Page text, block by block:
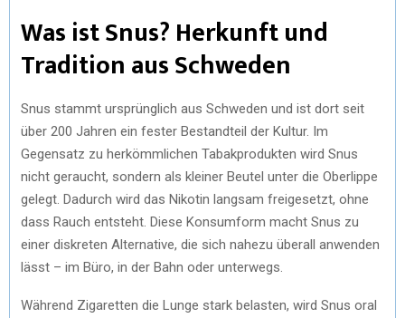
Was ist Snus? Herkunft und
Tradition aus Schweden
Snus stammt ursprünglich aus Schweden und ist dort seit
über 200 Jahren ein fester Bestandteil der Kultur. Im
Gegensatz zu herkömmlichen Tabakprodukten wird Snus
nicht geraucht, sondern als kleiner Beutel unter die Oberlippe
gelegt. Dadurch wird das Nikotin langsam freigesetzt, ohne
dass Rauch entsteht. Diese Konsumform macht Snus zu
einer diskreten Alternative, die sich nahezu überall anwenden
lässt – im Büro, in der Bahn oder unterwegs.
Während Zigaretten die Lunge stark belasten, wird Snus oral